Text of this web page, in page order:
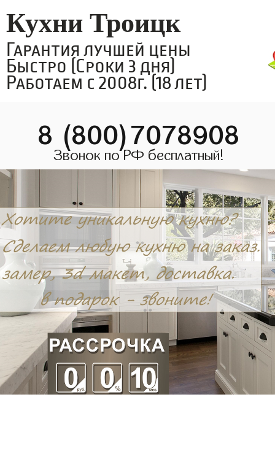
Кухни Троицк
Гарантия лучшей цены
Быстро (Сроки 3 дня)
Работаем с 2008г. (18 лет)
8 (800)7078908
Звонок по РФ бесплатный!